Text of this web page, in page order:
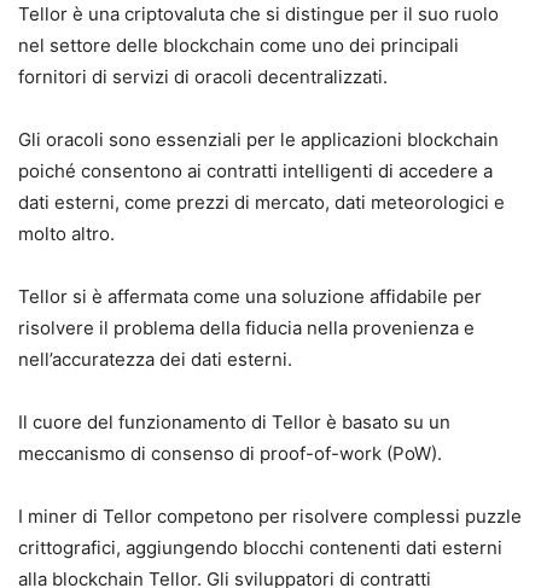
Tellor è una criptovaluta che si distingue per il suo ruolo
nel settore delle blockchain come uno dei principali
fornitori di servizi di oracoli decentralizzati.
Gli oracoli sono essenziali per le applicazioni blockchain
poiché consentono ai contratti intelligenti di accedere a
dati esterni, come prezzi di mercato, dati meteorologici e
molto altro.
Tellor si è affermata come una soluzione affidabile per
risolvere il problema della fiducia nella provenienza e
nell’accuratezza dei dati esterni.
Il cuore del funzionamento di Tellor è basato su un
meccanismo di consenso di proof-of-work (PoW).
I miner di Tellor competono per risolvere complessi puzzle
crittografici, aggiungendo blocchi contenenti dati esterni
alla blockchain Tellor. Gli sviluppatori di contratti